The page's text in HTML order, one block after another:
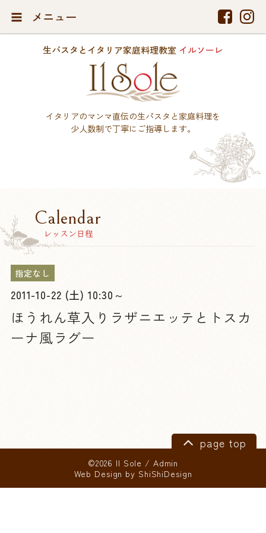
メニュー
生パスタとイタリア家庭料理教室 イルソーレ
イタリアのマンマ直伝の生パスタと家庭料理を
少人数制で丁寧にご指導します。
Calendar
レッスン日程
指定なし
2011-10-22 (土) 10:30～
ほうれん草入りラザニエッテとトスカ
ーナ風ラグー
page top
©2026 Il Sole / Admin
Web Design by ShiShiDesign